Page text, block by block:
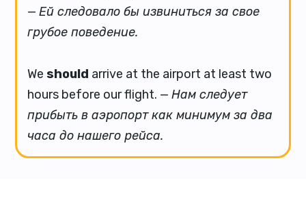
—Ей следовало бы извиниться за свое
грубое поведение.
Weshould arrive at the airport at least two
hours before our flight. —Нам следует
прибыть в аэропорт как минимум за два
часа до нашего рейса.